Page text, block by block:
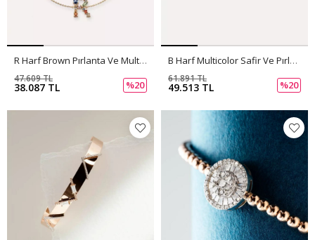
R Harf Brown Pırlanta Ve Multicolor Safir Taşlı Bileklik
38.087 TL
47.609 TL
%20
B Harf Multicolor Safir Ve Pırlanta Taşlı Bilezik
49.513 TL
61.891 TL
%20